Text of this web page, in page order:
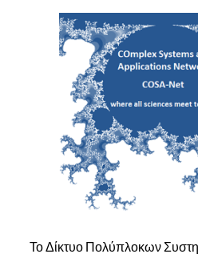
Το Δίκτυο Πολύπλοκων